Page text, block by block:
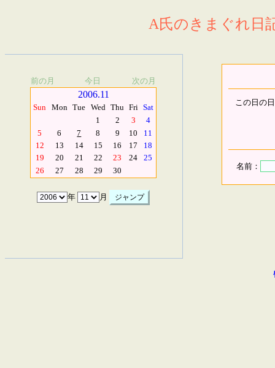
A氏のきまぐれ日
前の月 今日 次の月
2006.11
Sun Mon Tue Wed Thu Fri Sat
1
2 3
4
5
6 7 8 9 10
11
12
13 14 15 16 17
18
19
20 21 22 23 24
25
26
27 28 29 30
年 月
この日の
名前：